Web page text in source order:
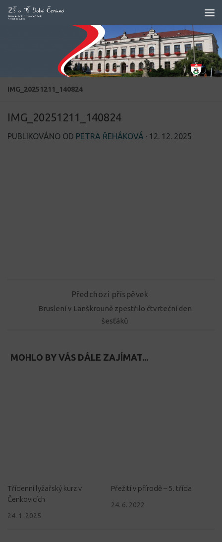
Skip to content
IMG_20251211_140824
IMG_20251211_140824
PUBLIKOVÁNO OD PETRA ŘEHÁKOVÁ · 12. 12. 2025
Předchozí příspěvek
Bruslení v Lanškrouně zpestřilo čtvrteční den
šesťáků
MOHLO BY VÁS DÁLE ZAJÍMAT...
Třídenní lyžařský kurz v
Čenkovicích
24. 1. 2025
Přežití v přírodě – 5. třída
24. 6. 2022